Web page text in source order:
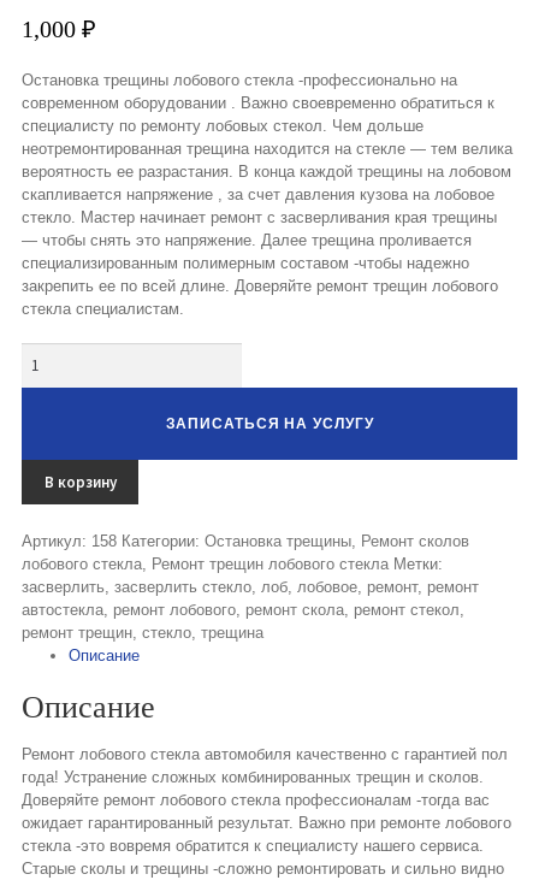
1,000₽
Остановка трещины лобового стекла -профессионально на
современном оборудовании . Важно своевременно обратиться к
специалисту по ремонту лобовых стекол. Чем дольше
неотремонтированная трещина находится на стекле — тем велика
вероятность ее разрастания. В конца каждой трещины на лобовом
скапливается напряжение , за счет давления кузова на лобовое
стекло. Мастер начинает ремонт с засверливания края трещины
— чтобы снять это напряжение. Далее трещина проливается
специализированным полимерным составом -чтобы надежно
закрепить ее по всей длине. Доверяйте ремонт трещин лобового
стекла специалистам.
ЗАПИСАТЬСЯ НА УСЛУГУ
В корзину
Артикул: 158 Категории:Остановка трещины Ремонт сколов
лобового стекла Ремонт трещин лобового стекла Метки:
засверлить ,засверлить стекло лоб лобовое ремонт, ремонт
автостекла ремонт лобового ремонт скола ремонт стекол
ремонт трещин ,стекло ,трещина
Описание
Описание
Ремонт лобового стекла автомобиля качественно с гарантией пол
года! Устранение сложных комбинированных трещин и сколов.
Доверяйте ремонт лобового стекла профессионалам -тогда вас
ожидает гарантированный результат. Важно при ремонте лобового
стекла -это вовремя обратится к специалисту нашего сервиса.
Старые сколы и трещины -сложно ремонтировать и сильно видно